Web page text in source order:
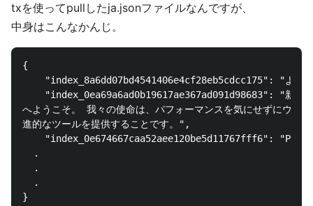
txを使ってpullしたja.jsonファイルなんですが、
中身はこんなかんじ。
{
"index_8a6dd07bd4541406e4cf28eb5cdcc175": "よう
"index_0ea69a6ad0b19617ae367ad091d98683": "新しい
へようこそ。 我々の使命は、パフォーマンスを気にせずにウェ
進的なツールを提供することです。",
"index_0e674667caa52aee120be5d11767fff6":
  .
  .
  .